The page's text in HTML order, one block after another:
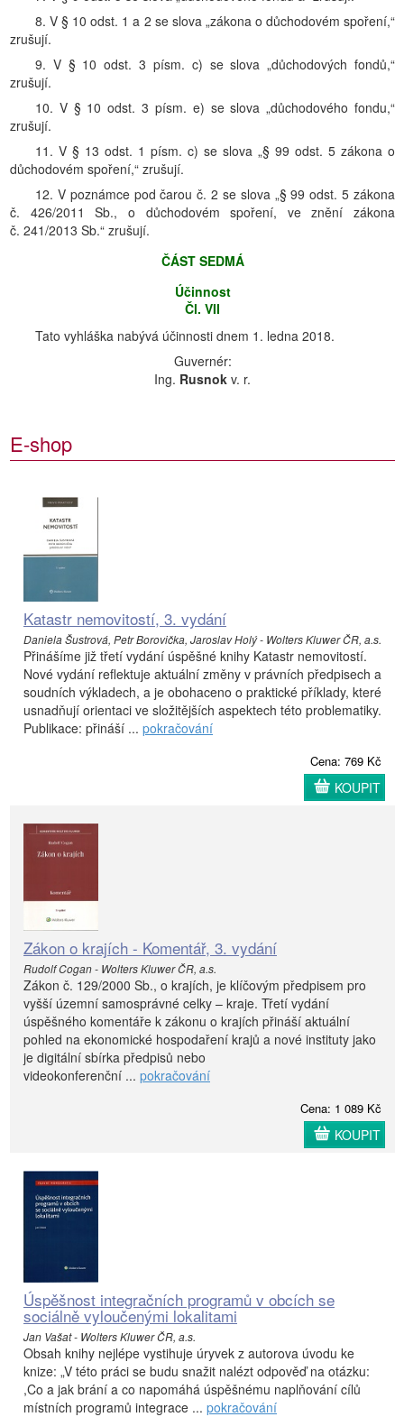
8. V § 10 odst. 1 a 2 se slova „zákona o důchodovém spoření,“
zrušují.
9. V § 10 odst. 3 písm. c) se slova „důchodových fondů,“
zrušují.
10. V § 10 odst. 3 písm. e) se slova „důchodového fondu,“
zrušují.
11. V § 13 odst. 1 písm. c) se slova „§ 99 odst. 5 zákona o
důchodovém spoření,“ zrušují.
12. V poznámce pod čarou č. 2 se slova „§ 99 odst. 5 zákona
č. 426/2011 Sb., o důchodovém spoření, ve znění zákona
č. 241/2013 Sb.“ zrušují.
ČÁST SEDMÁ
Účinnost
Čl. VII
Tato vyhláška nabývá účinnosti dnem 1. ledna 2018.
Guvernér:
Ing. Rusnok v. r.
E-shop
Katastr nemovitostí, 3. vydání
Daniela Šustrová, Petr Borovička, Jaroslav Holý - Wolters Kluwer ČR, a.s.
Přinášíme již třetí vydání úspěšné knihy Katastr nemovitostí.
Nové vydání reflektuje aktuální změny v právních předpisech a
soudních výkladech, a je obohaceno o praktické příklady, které
usnadňují orientaci ve složitějších aspektech této problematiky.
Publikace: přináší ... pokračování
Cena: 769 Kč
KOUPIT
Zákon o krajích - Komentář, 3. vydání
Rudolf Cogan - Wolters Kluwer ČR, a.s.
Zákon č. 129/2000 Sb., o krajích, je klíčovým předpisem pro
vyšší územní samosprávné celky – kraje. Třetí vydání
úspěšného komentáře k zákonu o krajích přináší aktuální
pohled na ekonomické hospodaření krajů a nové instituty jako
je digitální sbírka předpisů nebo
videokonferenční ... pokračování
Cena: 1 089 Kč
KOUPIT
Úspěšnost integračních programů v obcích se
sociálně vyloučenými lokalitami
Jan Vašat - Wolters Kluwer ČR, a.s.
Obsah knihy nejlépe vystihuje úryvek z autorova úvodu ke
knize: „V této práci se budu snažit nalézt odpověď na otázku:
,Co a jak brání a co napo­máhá úspěšnému naplňování cílů
místních programů integrace ... pokračování